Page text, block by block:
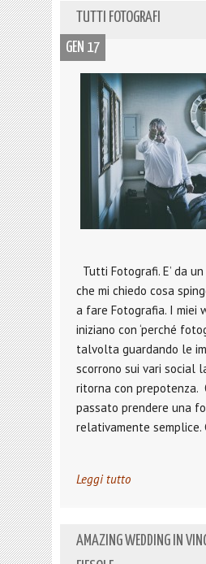
TUTTI FOTOGRAFI
GEN 17
Tutti Fotografi. E’ da un
che mi chiedo cosa
a fare Fotografia. I miei
iniziano con ‘perché
talvolta guardando le
scorrono sui vari social
ritorna con prepotenza.
passato prendere una
relativamente semplice.
Leggi tutto
AMAZING WEDDING IN